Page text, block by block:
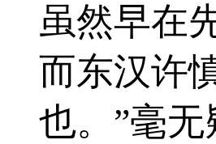
虽然早在
而东汉许
也。”毫